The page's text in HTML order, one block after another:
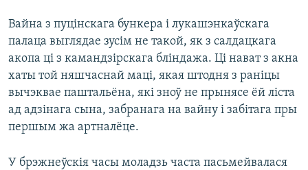
Вайна з пуцінскага бункера і лукашэнкаўскага
палаца выглядае зусім не такой, як з салдацкага
акопа ці з камандзірскага бліндажа. Ці нават з акна
хаты той няшчаснай маці, якая штодня з раніцы
вычэквае паштальёна, які зноў не прынясе ёй ліста
ад адзінага сына, забранага на вайну і забітага пры
першым жа артналёце.
У брэжнеўскія часы моладзь часта пасьмейвалася